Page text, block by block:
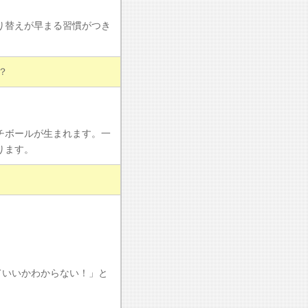
えが早まる習慣がつき
ボールが生まれます。一
す。
いかわからない！」と